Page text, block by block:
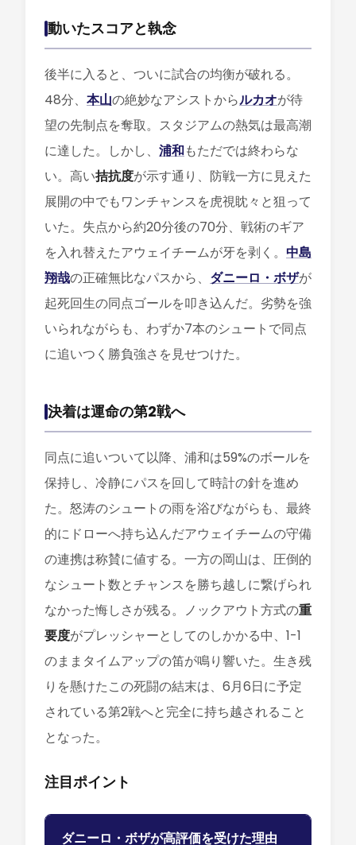
動いたスコアと執念
後半に入ると、ついに試合の均衡が破れる。
48分、 本山の絶妙なアシストからルカオが待
望の先制点を奪取。スタジアムの熱気は最高潮
に達した。しかし、 浦和もただでは終わらな
い。高い拮抗度が示す通り、防戦一方に見えた
展開の中でもワンチャンスを虎視眈々と狙って
いた。失点から約20分後の70分、戦術のギア
を入れ替えたアウェイチームが牙を剥く。 中島
翔哉の正確無比なパスから、 ダニーロ・ボザが
起死回生の同点ゴールを叩き込んだ。劣勢を強
いられながらも、わずか7本のシュートで同点
に追いつく勝負強さを見せつけた。
決着は運命の第2戦へ
同点に追いついて以降、浦和は59%のボールを
保持し、冷静にパスを回して時計の針を進め
た。怒涛のシュートの雨を浴びながらも、最終
的にドローへ持ち込んだアウェイチームの守備
の連携は称賛に値する。一方の岡山は、圧倒的
なシュート数とチャンスを勝ち越しに繋げられ
なかった悔しさが残る。ノックアウト方式の重
要度がプレッシャーとしてのしかかる中、1-1
のままタイムアップの笛が鳴り響いた。生き残
りを懸けたこの死闘の結末は、6月6日に予定
されている第2戦へと完全に持ち越されること
となった。
注目ポイント
ダニーロ・ボザが高評価を受けた理由